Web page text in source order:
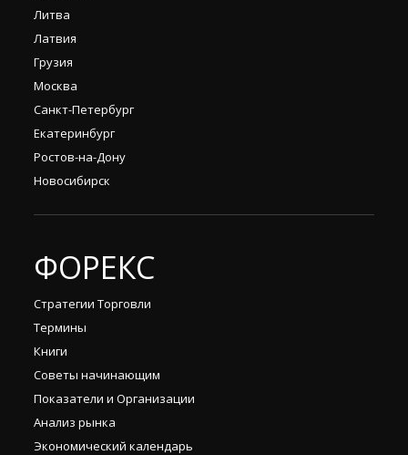
Литва
Латвия
Грузия
Москва
Санкт-Петербург
Екатеринбург
Ростов-на-Дону
Новосибирск
ФОРЕКС
Стратегии Торговли
Термины
Книги
Советы начинающим
Показатели и Организации
Анализ рынка
Экономический календарь